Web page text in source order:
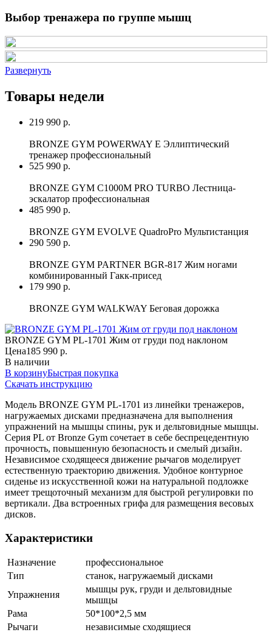
Выбор тренажера по группе мышц
Развернуть
Товары недели
219 990 р.
BRONZE GYM POWERWAY E Эллиптический
тренажер профессиональный
525 990 р.
BRONZE GYM C1000M PRO TURBO Лестница-
эскалатор профессиональная
485 990 р.
BRONZE GYM EVOLVE QuadroPro Мультистанция
290 590 р.
BRONZE GYM PARTNER BGR-817 Жим ногами
комбинированный Гакк-присед
179 990 р.
BRONZE GYM WALKWAY Беговая дорожка
BRONZE GYM PL-1701 Жим от груди под наклоном
Цена185 990 р.
В наличии
В корзинуБыстрая покупка
Скачать инструкцию
Модель BRONZE GYM PL-1701 из линейки тренажеров,
нагружаемых дисками предназначена для выполнения
упражнений на мышцы спины, рук и дельтовидные мышцы.
Серия PL от Bronze Gym сочетает в себе беспрецедентную
прочность, повышенную безопасность и смелый дизайн.
Независимое сходящееся движение рычагов моделирует
естественную траекторию движения. Удобное контурное
сиденье из искусственной кожи на натуральной подложке
имеет трещоточный механизм для быстрой регулировки по
вертикали. Два встроенных грифа для размещения весовых
дисков.
Характеристики
Назначение
профессиональное
Тип
станок, нагружаемый дисками
Упражнения
мышцы рук, груди и дельтовидные
мышцы
Рама
50*100*2,5 мм
Рычаги
независимые сходящиеся